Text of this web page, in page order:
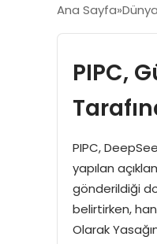
Ana Sayfa Dünya
PIPC,
PIPC,
yapılan
gönderildiği
belirtirken,
Olarak